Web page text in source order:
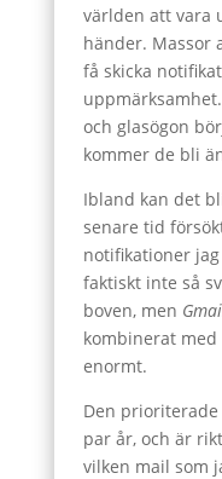
världen att vara
händer. Massor
få skicka
och glasögon
kommer de bli
Ibland kan det
senare tid
notifikationer
faktiskt inte så
boven, men
kombinerat med
enormt.
Den
par år, och är
vilken mail som